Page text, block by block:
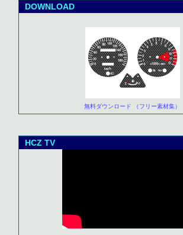
DOWNLOAD
無料ダウンロード （フリー素材集）
HCZ TV